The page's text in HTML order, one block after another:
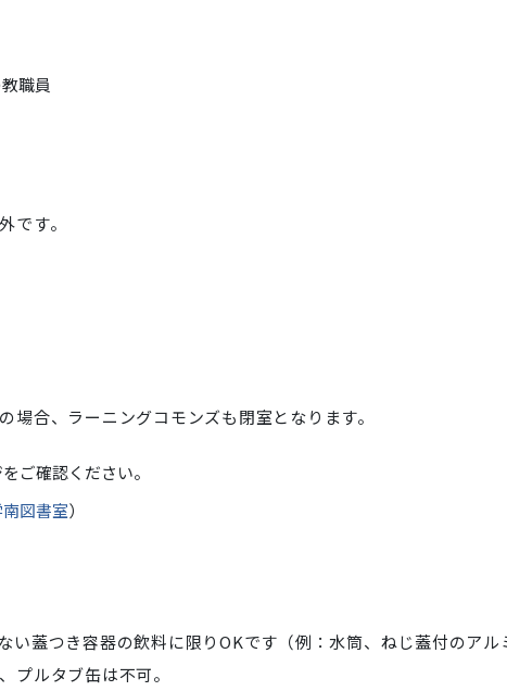
職員
です。
合、ラーニングコモンズも閉室となります。
ご確認ください。
図書室）
い蓋つき容器の飲料に限りOKです（例：水筒、ねじ蓋付のアル
プルタブ缶は不可。